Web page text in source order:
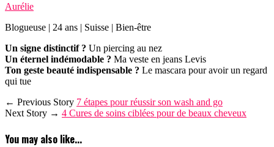
Aurélie
Blogueuse | 24 ans | Suisse | Bien-être
Un signe distinctif ? Un piercing au nez
Un éternel indémodable ? Ma veste en jeans Levis
Ton geste beauté indispensable ? Le mascara pour avoir un regard
qui tue
← Previous Story 7 étapes pour réussir son wash and go
Next Story → 4 Cures de soins ciblées pour de beaux cheveux
You may also like...